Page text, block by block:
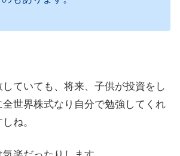
していても、将来、子供が投資をし
全世界株式なり自分で勉強してくれ
ね。